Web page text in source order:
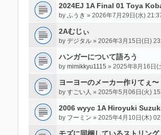
2024EJ 1A Final 01 Toya
by ふうき » 2026年7月29日(水)
2Aむじぃ
by デジタル» 2026年3月15日(日)
ハンガーについて語ろう
by mimikkyu1115 » 2025年8月16日(
ヨーヨーのメーカー作りてぇ〜
by すごい人 » 2025年5月06日(火)
2006 wyyc 1A Hiroyuki
by フーミン » 2025年4月10日(木)
モズに同梱しているストリング